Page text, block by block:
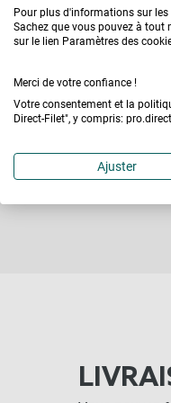
Posez vos
POSER
Pour plus d'informations sur
Sachez que vous pouvez à
sur le lien Paramètres des
Merci de votre confiance !
Votre consentement et la
Direct-Filet", y compris:
Ajuster